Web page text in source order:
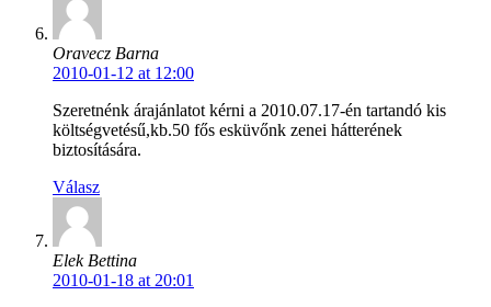
Oravecz Barna
2010-01-12 at 12:00
Szeretnénk árajánlatot kérni a 2010.07.17-én tartandó kis
költségvetésű,kb.50 fős esküvőnk zenei hátterének
biztosítására.
Válasz
Elek Bettina
2010-01-18 at 20:01